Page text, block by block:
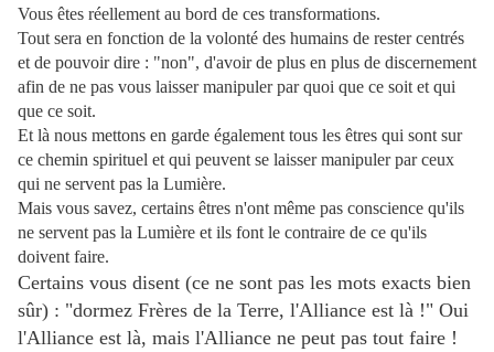
Vous êtes réellement au bord de ces transformations.
Tout sera en fonction de la volonté des humains de rester centrés
et de pouvoir dire : "non", d'avoir de plus en plus de discernement
afin de ne pas vous laisser manipuler par quoi que ce soit et qui
que ce soit.
Et là nous mettons en garde également tous les êtres qui sont sur
ce chemin spirituel et qui peuvent se laisser manipuler par ceux
qui ne servent pas la Lumière.
Mais vous savez, certains êtres n'ont même pas conscience qu'ils
ne servent pas la Lumière et ils font le contraire de ce qu'ils
doivent faire.
Certains vous disent (ce ne sont pas les mots exacts bien
sûr) : "dormez Frères de la Terre, l'Alliance est là !" Oui
l'Alliance est là, mais l'Alliance ne peut pas tout faire !